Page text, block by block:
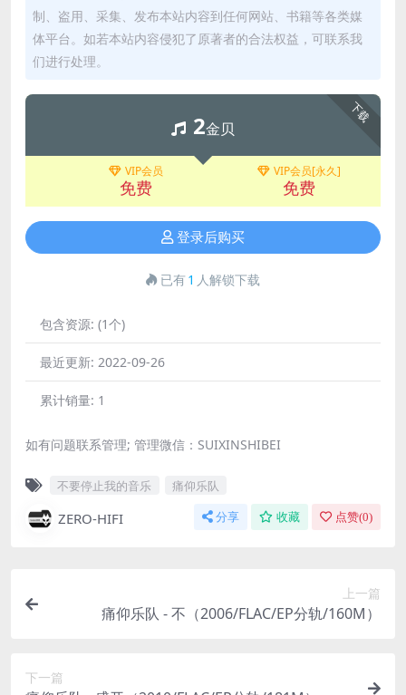
制、盗用、采集、发布本站内容到任何网站、书籍等各类媒
体平台。如若本站内容侵犯了原著者的合法权益，可联系我
们进行处理。
下载
2金贝
VIP会员
免费
VIP会员[永久]
免费
登录后购买
已有1 人解锁下载
包含资源: (1个)
最近更新: 2022-09-26
累计销量: 1
如有问题联系管理; 管理微信：SUIXINSHIBEI
不要停止我的音乐 痛仰乐队
ZERO-HIFI 分享 收藏 点赞(0)
上一篇
痛仰乐队 - 不（2006/FLAC/EP分轨/160M）
下一篇